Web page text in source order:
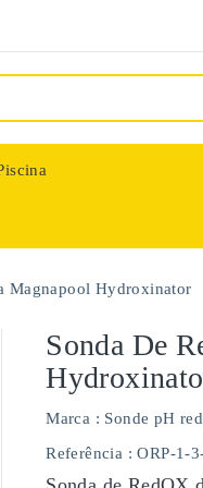
Magnapool Hydroxinator
Sonda De
Marca : Sonde pH
Referência : ORP-1-